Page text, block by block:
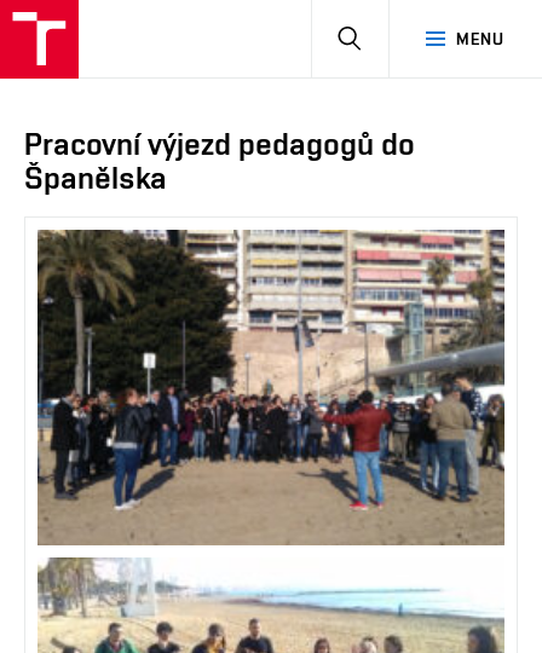
MENU
Pracovní výjezd pedagogů do
Španělska